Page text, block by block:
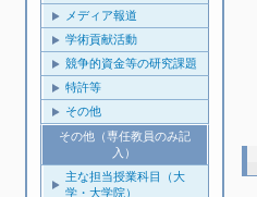
メディア報道
学術貢献活動
競争的資金等の研究課題
特許等
その他
その他（専任教員のみ記
入）
主な担当授業科目（大
学・大学院）